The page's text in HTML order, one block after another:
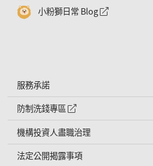
小粉獅日常 Blog 外網連結符號
服務承諾
防制洗錢專區
外網連結符號
機構投資人盡職治理
法定公開揭露事項